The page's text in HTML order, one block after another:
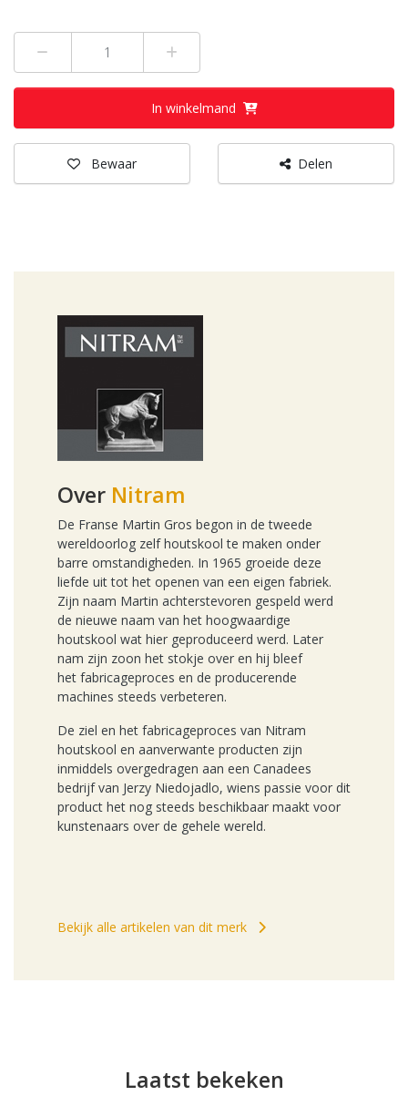
In winkelmand
Bewaar Delen
Over Nitram
De Franse Martin Gros begon in de tweede
wereldoorlog zelf houtskool te maken onder
barre omstandigheden. In 1965 groeide deze
liefde uit tot het openen van een eigen fabriek.
Zijn naam Martin achterstevoren gespeld werd
de nieuwe naam van het hoogwaardige
houtskool wat hier geproduceerd werd. Later
nam zijn zoon het stokje over en hij bleef
het fabricageproces en de producerende
machines steeds verbeteren.
De ziel en het fabricageproces van Nitram
houtskool en aanverwante producten zijn
inmiddels overgedragen aan een Canadees
bedrijf van Jerzy Niedojadlo, wiens passie voor dit
product het nog steeds beschikbaar maakt voor
kunstenaars over de gehele wereld.
Bekijk alle artikelen van dit merk
Laatst bekeken